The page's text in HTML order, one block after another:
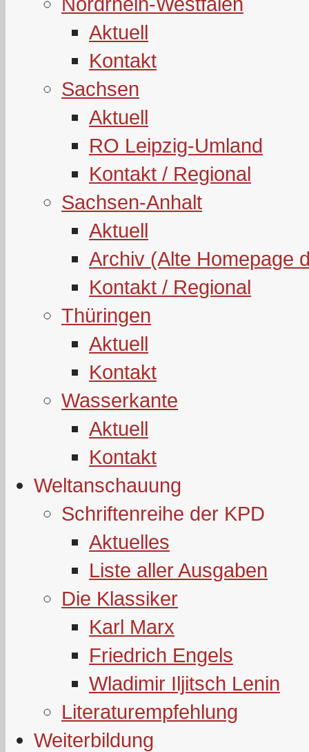
Aktuell
Kontakt
Sachsen
Aktuell
RO Leipzig-Umland
Kontakt / Regional
Sachsen-Anhalt
Aktuell
Archiv (Alte Homepage
Kontakt / Regional
Thüringen
Aktuell
Kontakt
Wasserkante
Aktuell
Kontakt
Weltanschauung
Schriftenreihe der KPD
Aktuelles
Liste aller Ausgaben
Die Klassiker
Karl Marx
Friedrich Engels
Wladimir Iljitsch Lenin
Literaturempfehlung
Weiterbildung